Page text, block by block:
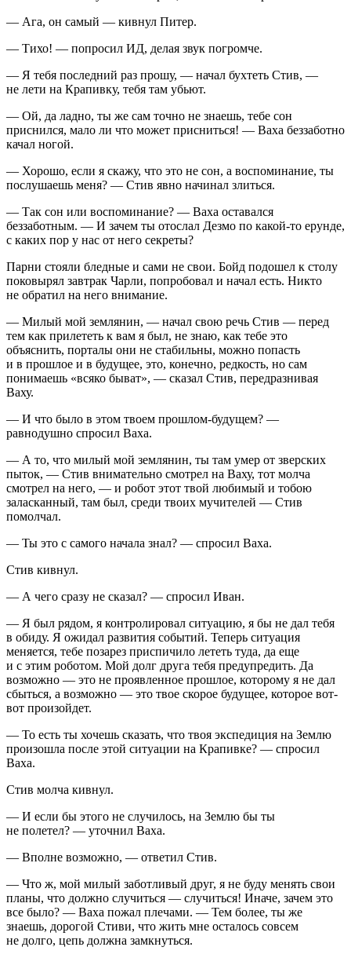
— Ага, он самый — кивнул Питер.
— Тихо! — попросил ИД, делая звук погромче.
— Я тебя последний раз прошу, — начал бухтеть Стив, —
не лети на Крапивку, тебя там убьют.
— Ой, да ладно, ты же сам точно не знаешь, тебе сон
приснился, мало ли что может присниться! — Ваха беззаботно
качал ногой.
— Хорошо, если я скажу, что это не сон, а воспоминание, ты
послушаешь меня? — Стив явно начинал злиться.
— Так сон или воспоминание? — Ваха оставался
беззаботным. — И зачем ты отослал Дезмо по какой-то ерунде,
с каких пор у нас от него секреты?
Парни стояли бледные и сами не свои. Бойд подошел к столу
поковырял завтрак Чарли, попробовал и начал есть. Никто
не обратил на него внимание.
— Милый мой землянин, — начал свою речь Стив — перед
тем как прилететь к вам я был, не знаю, как тебе это
объяснить, порталы они не стабильны, можно попасть
и в прошлое и в будущее, это, конечно, редкость, но сам
понимаешь «всяко быват», — сказал Стив, передразнивая
Ваху.
— И что было в этом твоем прошлом-будущем? —
равнодушно спросил Ваха.
— А то, что милый мой землянин, ты там умер от зверских
пыток, — Стив внимательно смотрел на Ваху, тот молча
смотрел на него, — и робот этот твой любимый и тобою
заласканный, там был, среди твоих мучителей — Стив
помолчал.
— Ты это с самого начала знал? — спросил Ваха.
Стив кивнул.
— А чего сразу не сказал? — спросил Иван.
— Я был рядом, я контролировал ситуацию, я бы не дал тебя
в обиду. Я ожидал развития событий. Теперь ситуация
меняется, тебе позарез приспичило лететь туда, да еще
и с этим роботом. Мой долг друга тебя предупредить. Да
возможно — это не проявленное прошлое, которому я не дал
сбыться, а возможно — это твое скорое будущее, которое вот-
вот произойдет.
— То есть ты хочешь сказать, что твоя экспедиция на Землю
произошла после этой ситуации на Крапивке? — спросил
Ваха.
Стив молча кивнул.
— И если бы этого не случилось, на Землю бы ты
не полетел? — уточнил Ваха.
— Вполне возможно, — ответил Стив.
— Что ж, мой милый заботливый друг, я не буду менять свои
планы, что должно случиться — случиться! Иначе, зачем это
все было? — Ваха пожал плечами. — Тем более, ты же
знаешь, дорогой Стиви, что жить мне осталось совсем
не долго, цепь должна замкнуться.